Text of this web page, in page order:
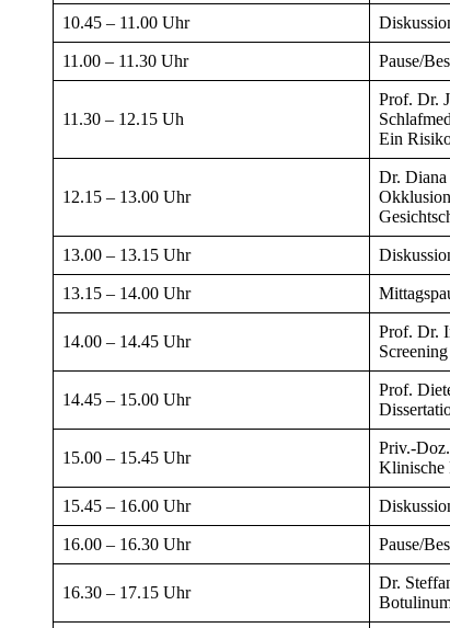
10.45 – 11.00 Uhr
11.00 – 11.30 Uhr Pause/
11.30 – 12.15 Uh
Prof. Dr.
Ein
12.15 – 13.00 Uhr
Dr.
13.00 – 13.15 Uhr
13.15 – 14.00 Uhr
14.00 – 14.45 Uhr
Prof. Dr.
14.45 – 15.00 Uhr
Prof.
15.00 – 15.45 Uhr
Priv.-
Klinische
15.45 – 16.00 Uhr
16.00 – 16.30 Uhr Pause/
16.30 – 17.15 Uhr
Dr.